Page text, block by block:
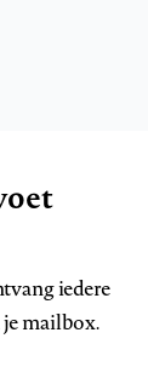
iedere
je mailbox.